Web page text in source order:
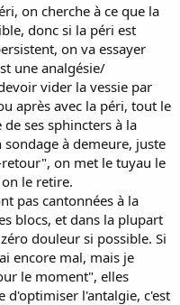
on cherche à ce que la
donc si la péri est
on va essayer
une analgésie/
vider la vessie par
après avec la péri, tout le
ses sphincters à la
sondage à demeure, juste
on met le tuyau le
le retire.
pas cantonnées à la
blocs, et dans la plupart
douleur si possible. Si
encore mal, mais je
le moment", elles
d'optimiser l'antalgie, c'est